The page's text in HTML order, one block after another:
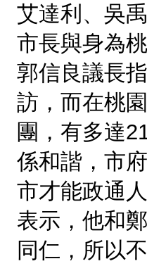
艾達利、吳
市長與身為
郭信良議長
訪，而在桃
團，有多達
係和諧，市
市才能政通
表示，他和
同仁，所以